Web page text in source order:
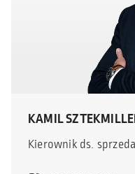
KAMIL
Kierownik ds.